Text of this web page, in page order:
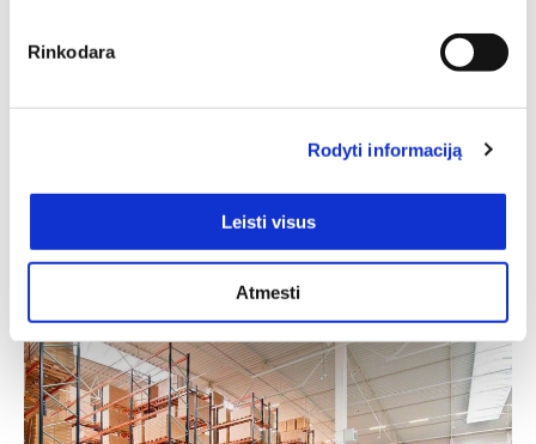
Rinkodara
Rodyti informaciją
Leisti visus
Atmesti
Pristatymas